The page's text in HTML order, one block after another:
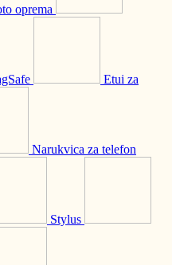
oprema
Etui za
Narukvica za telefon
Stylus